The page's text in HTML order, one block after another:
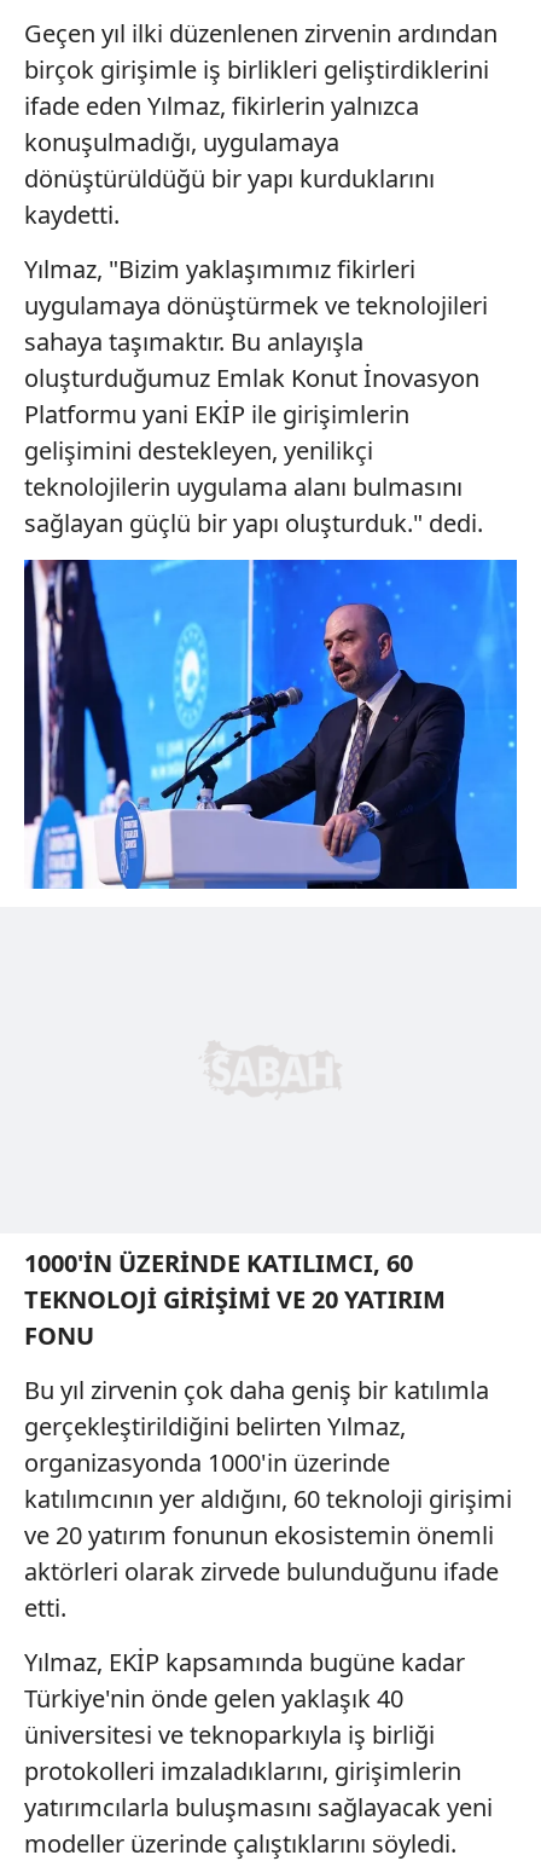
Geçen yıl ilki düzenlenen zirvenin ardından
birçok girişimle iş birlikleri geliştirdiklerini
ifade eden Yılmaz, fikirlerin yalnızca
konuşulmadığı, uygulamaya
dönüştürüldüğü bir yapı kurduklarını
kaydetti.
Yılmaz, "Bizim yaklaşımımız fikirleri
uygulamaya dönüştürmek ve teknolojileri
sahaya taşımaktır. Bu anlayışla
oluşturduğumuz Emlak Konut İnovasyon
Platformu yani EKİP ile girişimlerin
gelişimini destekleyen, yenilikçi
teknolojilerin uygulama alanı bulmasını
sağlayan güçlü bir yapı oluşturduk." dedi.
1000'İN ÜZERİNDE KATILIMCI, 60
TEKNOLOJİ GİRİŞİMİ VE 20 YATIRIM
FONU
Bu yıl zirvenin çok daha geniş bir katılımla
gerçekleştirildiğini belirten Yılmaz,
organizasyonda 1000'in üzerinde
katılımcının yer aldığını, 60 teknoloji girişimi
ve 20 yatırım fonunun ekosistemin önemli
aktörleri olarak zirvede bulunduğunu ifade
etti.
Yılmaz, EKİP kapsamında bugüne kadar
Türkiye'nin önde gelen yaklaşık 40
üniversitesi ve teknoparkıyla iş birliği
protokolleri imzaladıklarını, girişimlerin
yatırımcılarla buluşmasını sağlayacak yeni
modeller üzerinde çalıştıklarını söyledi.